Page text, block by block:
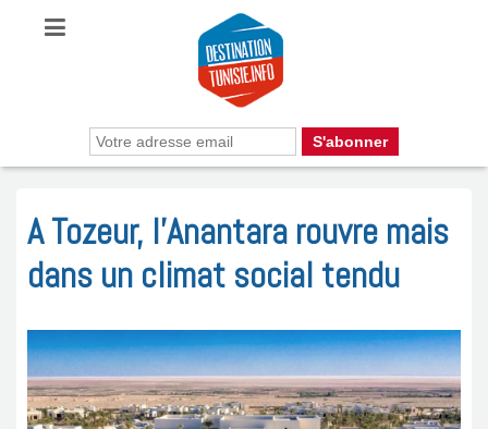
A Tozeur, l’Anantara rouvre mais
dans un climat social tendu